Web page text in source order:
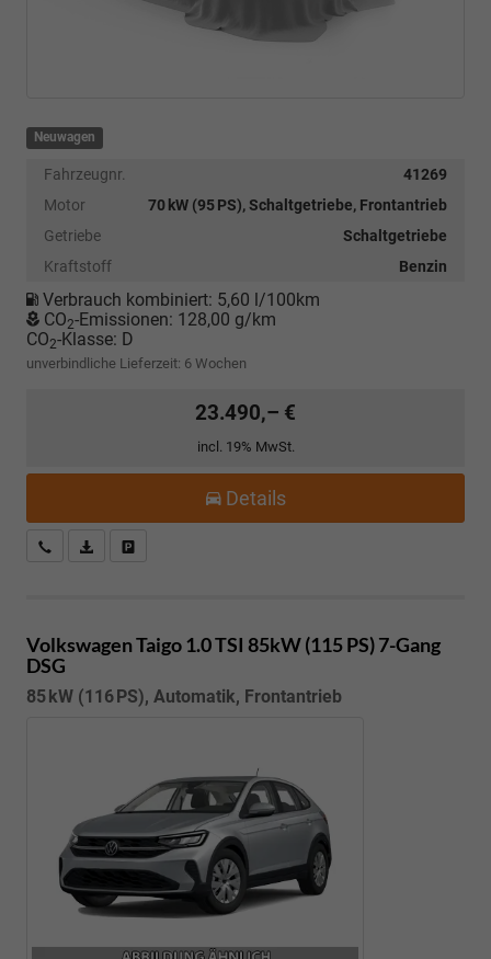
Neuwagen
Fahrzeugnr.
41269
Motor
70 kW (95 PS), Schaltgetriebe, Frontantrieb
Getriebe
Schaltgetriebe
Kraftstoff
Benzin
Verbrauch kombiniert: 5,60 l/100km
CO2-Emissionen: 128,00 g/km
CO2-Klasse: D
unverbindliche Lieferzeit: 6 Wochen
23.490,– €
incl. 19% MwSt.
Details
Kostenloser Rückruf-Service
PDF-Datei, Fahrzeugexposé drucken
Volkswagen Taigo1.0 TSI 85kW (115 PS) 7-Gang
DSG
85 kW (116 PS), Automatik, Frontantrieb